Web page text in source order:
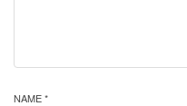
NAME *